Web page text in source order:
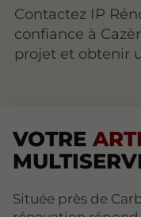
Contactez IP
confiance à
projet et obtenir
VOTRE
Située près de